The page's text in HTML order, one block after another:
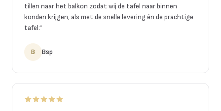
tillen naar het balkon zodat wij de tafel naar binnen
konden krijgen, als met de snelle levering én de prachtige
tafel.”
B Bsp